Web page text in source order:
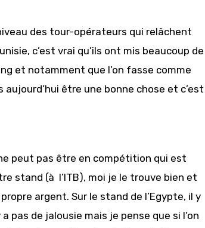
des tour-opérateurs qui relâchent
c’est vrai qu’ils ont mis beaucoup de
et notamment que l’on fasse comme
aujourd’hui être une bonne chose et c’est
peut pas être en compétition qui est
stand (à l’ITB), moi je le trouve bien et
argent. Sur le stand de l’Egypte, il y
pas de jalousie mais je pense que si l’on